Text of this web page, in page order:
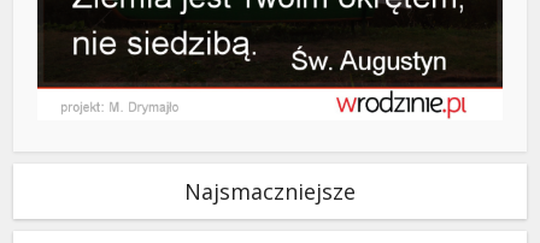
Najsmaczniejsze